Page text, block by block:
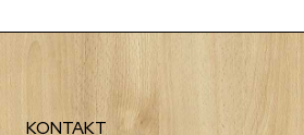
KONTAKT